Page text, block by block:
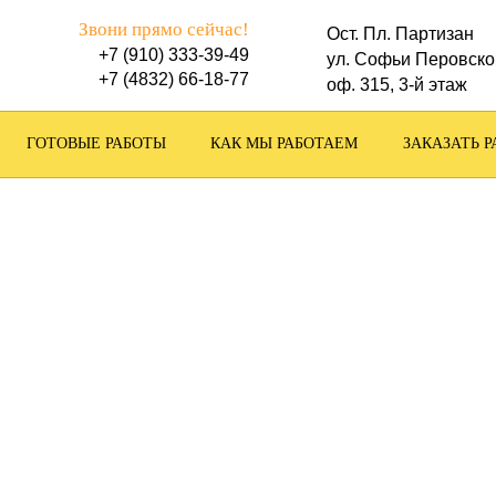
Звони прямо сейчас!
+7 (910) 333-39-49
+7 (4832) 66-18-77
Ост. Пл. Партизан
ул. Софьи
оф. 315, 3-й этаж
ГОТОВЫЕ РАБОТЫ КАК МЫ РАБОТАЕМ ЗАКАЗАТЬ